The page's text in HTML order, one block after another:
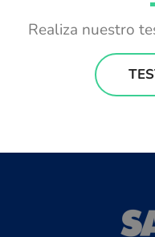
Realiza nuestro